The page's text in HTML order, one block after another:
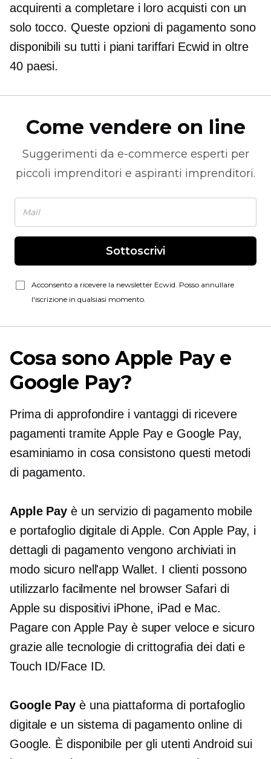
acquirenti a completare i loro acquisti con un
solo tocco. Queste opzioni di pagamento sono
disponibili su tutti i piani tariffari Ecwid in oltre
40 paesi.
Come vendere on line
Suggerimenti da e-commerce esperti per
piccoli imprenditori e aspiranti imprenditori.
Sottoscrivi
Acconsento a ricevere la newsletter Ecwid. Posso annullare
l'iscrizione in qualsiasi momento.
Cosa sono Apple Pay e
Google Pay?
Prima di approfondire i vantaggi di ricevere
pagamenti tramite Apple Pay e Google Pay,
esaminiamo in cosa consistono questi metodi
di pagamento.
Apple Pay è un servizio di pagamento mobile
e portafoglio digitale di Apple. Con Apple Pay, i
dettagli di pagamento vengono archiviati in
modo sicuro nell'app Wallet. I clienti possono
utilizzarlo facilmente nel browser Safari di
Apple su dispositivi iPhone, iPad e Mac.
Pagare con Apple Pay è super veloce e sicuro
grazie alle tecnologie di crittografia dei dati e
Touch ID/Face ID.
Google Pay è una piattaforma di portafoglio
digitale e un sistema di pagamento online di
Google. È disponibile per gli utenti Android sui